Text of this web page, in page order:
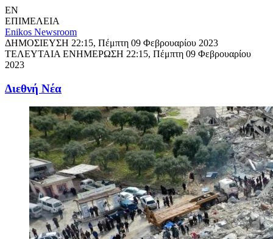
EN
ΕΠΙΜΕΛΕΙΑ
Enikos Newsroom
ΔΗΜΟΣΙΕΥΣΗ 22:15, Πέμπτη 09 Φεβρουαρίου 2023
ΤΕΛΕΥΤΑΙΑ ΕΝΗΜΕΡΩΣΗ 22:15, Πέμπτη 09 Φεβρουαρίου
2023
Διεθνή Νέα